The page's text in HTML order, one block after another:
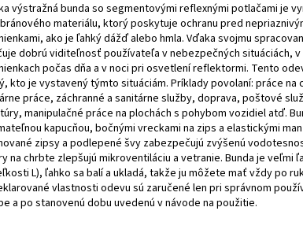
výstražná bunda so segmentovými reflexnými potlačami je
materiálu, ktorý poskytuje ochranu pred
ako je ľahký dážď alebo hmla. Vďaka svojmu
dobrú viditeľnosť používateľa v nebezpečných situáciách,
počas dňa a v noci pri osvetlení reflektormi. Tento
kto je vystavený týmto situáciám. Príklady povolaní: práce na
práce, záchranné a sanitárne služby, doprava, poštové
manipulačné práce na plochách s pohybom vozidiel atď.
kapucňou, bočnými vreckami na zips a elastickými
zipsy a podlepené švy zabezpečujú zvýšenú
na chrbte zlepšujú mikroventiláciu a vetranie. Bunda je veľmi
L), ľahko sa balí a ukladá, takže ju môžete mať vždy po
vlastnosti odevu sú zaručené len pri správnom
a po stanovenú dobu uvedenú v návode na použitie.